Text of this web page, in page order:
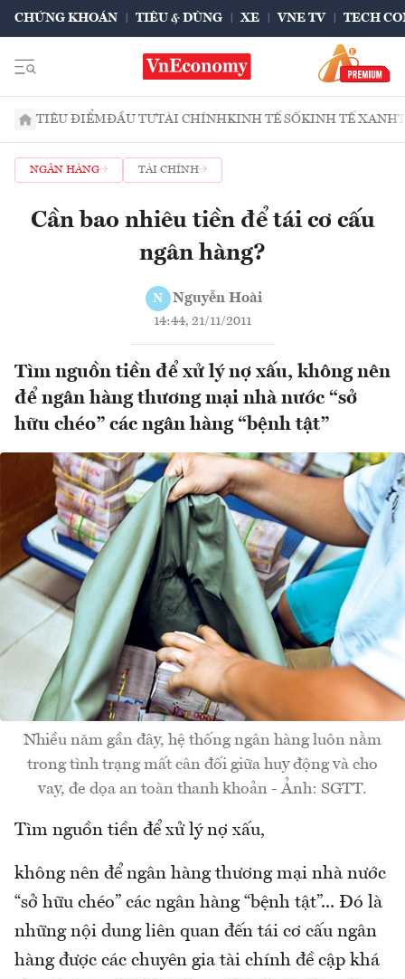
CHỨNG KHOÁN TIÊU & DÙNG XE VNE TV TECH
TIÊU ĐIỂMĐẦU TƯTÀI CHÍNHKINH TẾ SỐKINH TẾ XANH
NGÂN HÀNG TÀI CHÍNH
Cần bao nhiêu tiền để tái cơ cấu
ngân hàng?
N Nguyễn Hoài
14:44, 21/11/2011
Tìm nguồn tiền để xử lý nợ xấu, không nên
để ngân hàng thương mại nhà nước “sở
hữu chéo” các ngân hàng “bệnh tật”
Nhiều năm gần đây, hệ thống ngân hàng luôn nằm
trong tình trạng mất cân đối giữa huy động và cho
vay, đe dọa an toàn thanh khoản - Ảnh: SGTT.
Tìm nguồn tiền để xử lý nợ xấu,
không nên để ngân hàng thương mại nhà nước
“sở hữu chéo” các ngân hàng “bệnh tật”... Đó là
những nội dung liên quan đến tái cơ cấu ngân
hàng được các chuyên gia tài chính đề cập khá